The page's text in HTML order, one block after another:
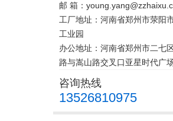
邮 箱：
工厂地址：河南省郑州市荥阳
工业园
办公地址：河南省郑州市二七
路与嵩山路交叉口亚星时代广
咨询热线
13526810975